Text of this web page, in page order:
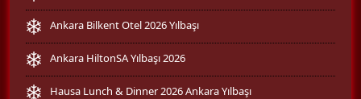
Ankara Bilkent Otel 2026 Yılbaşı
Ankara HiltonSA Yılbaşı 2026
Hausa Lunch & Dinner 2026 Ankara Yılbaşı